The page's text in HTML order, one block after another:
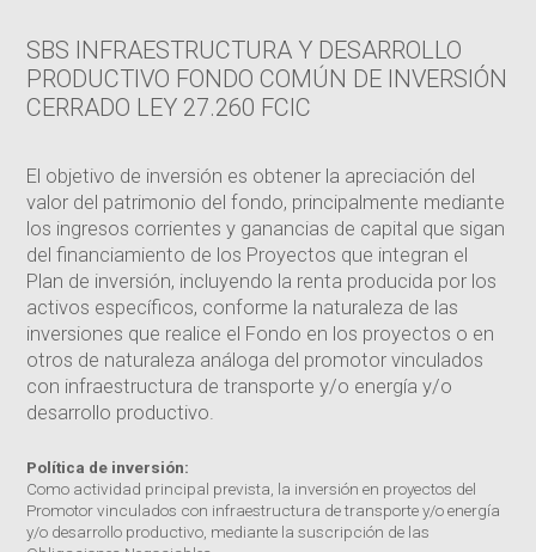
SBS INFRAESTRUCTURA Y DESARROLLO
PRODUCTIVO FONDO COMÚN DE INVERSIÓN
CERRADO LEY 27.260 FCIC
El objetivo de inversión es obtener la apreciación del
valor del patrimonio del fondo, principalmente mediante
los ingresos corrientes y ganancias de capital que sigan
del financiamiento de los Proyectos que integran el
Plan de inversión, incluyendo la renta producida por los
activos específicos, conforme la naturaleza de las
inversiones que realice el Fondo en los proyectos o en
otros de naturaleza análoga del promotor vinculados
con infraestructura de transporte y/o energía y/o
desarrollo productivo.
Política de inversión:
Como actividad principal prevista, la inversión en proyectos del
Promotor vinculados con infraestructura de transporte y/o energía
y/o desarrollo productivo, mediante la suscripción de las